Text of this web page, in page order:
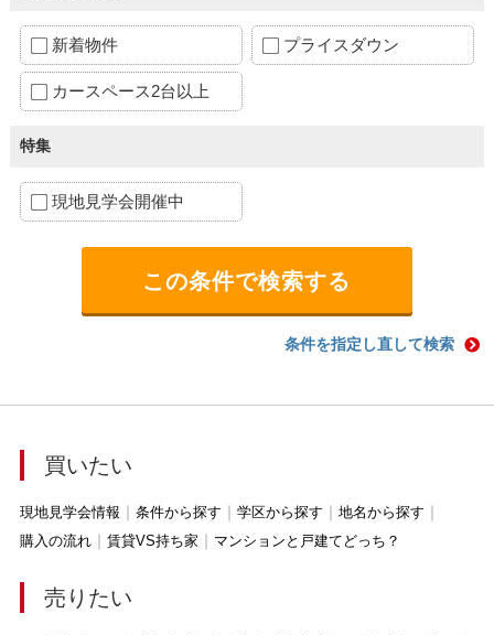
新着物件 プライスダウン
カースペース2台以上
特集
現地見学会開催中
条件を指定し直して検索
買いたい
現地見学会情報 条件から探す 学区から探す
地名から探す
購入の流れ
賃貸VS持ち家 マンションと戸建てどっち？
売りたい